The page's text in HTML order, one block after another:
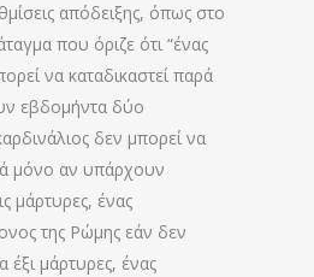
απόδειξης, όπως στο
που όριζε ότι “ένας
να καταδικαστεί παρά
εβδομήντα δύο
δεν μπορεί να
μόνο αν υπάρχουν
μάρτυρες, ένας
της Ρώμης εάν δεν
έξι μάρτυρες, ένας